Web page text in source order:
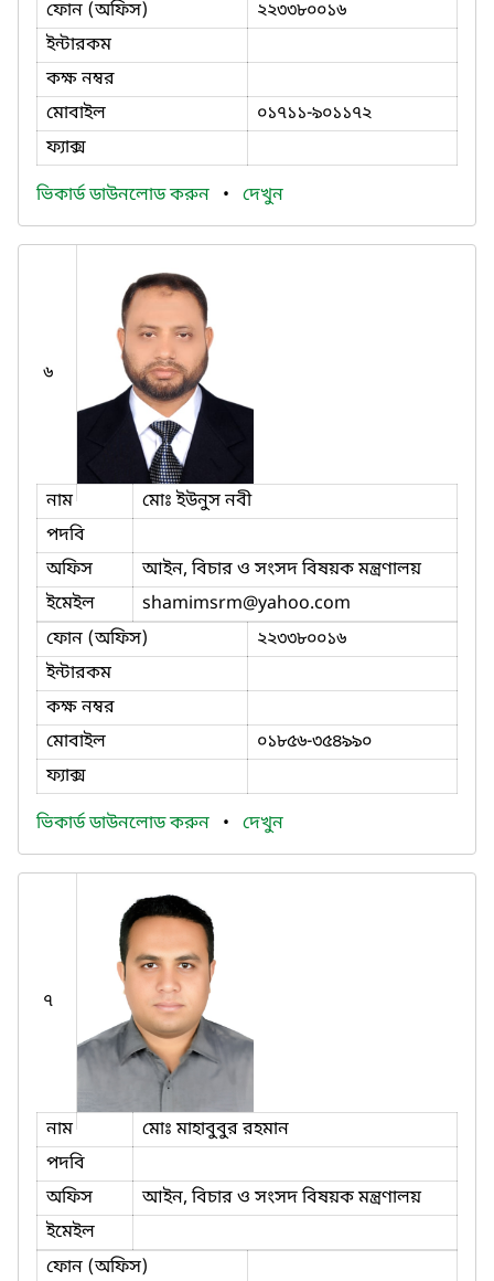
ফোন (অফিস)
২২৩৩৮০০১৬
ইন্টারকম
কক্ষ নম্বর
মোবাইল
০১৭১১-৯০১১৭২
ফ্যাক্স
ভিকার্ড ডাউনলোড করুন • দেখুন
৬
নাম
মোঃ ইউনুস নবী
পদবি
অফিস
আইন, বিচার ও সংসদ বিষয়ক মন্ত্রণালয়
ইমেইল
shamimsrm@yahoo.com
ফোন (অফিস)
২২৩৩৮০০১৬
ইন্টারকম
কক্ষ নম্বর
মোবাইল
০১৮৫৬-৩৫৪৯৯০
ফ্যাক্স
ভিকার্ড ডাউনলোড করুন • দেখুন
৭
নাম
মোঃ মাহাবুবুর রহমান
পদবি
অফিস
আইন, বিচার ও সংসদ বিষয়ক মন্ত্রণালয়
ইমেইল
ফোন (অফিস)